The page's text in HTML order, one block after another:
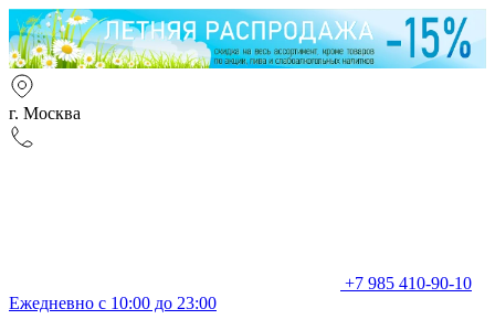
г. Москва
+7 985 410-90-10
Ежедневно с 10:00 до 23:00